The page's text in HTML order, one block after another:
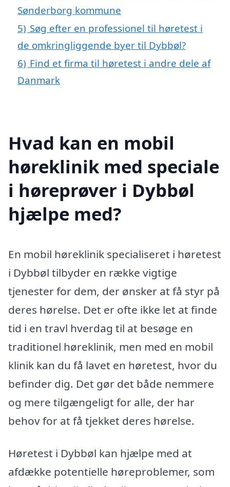
Sønderborg kommune
5) Søg efter en professionel til høretest i
de omkringliggende byer til Dybbøl?
6) Find et firma til høretest i andre dele af
Danmark
Hvad kan en mobil
høreklinik med speciale
i høreprøver i Dybbøl
hjælpe med?
En mobil høreklinik specialiseret i høretest
i Dybbøl tilbyder en række vigtige
tjenester for dem, der ønsker at få styr på
deres hørelse. Det er ofte ikke let at finde
tid i en travl hverdag til at besøge en
traditionel høreklinik, men med en mobil
klinik kan du få lavet en høretest, hvor du
befinder dig. Det gør det både nemmere
og mere tilgængeligt for alle, der har
behov for at få tjekket deres hørelse.
Høretest i Dybbøl kan hjælpe med at
afdække potentielle høreproblemer, som